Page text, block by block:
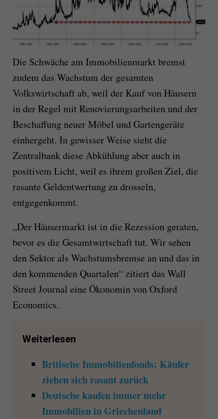
Die Schwäche am Immobilienmarkt bremst
zudem das Wachstum der gesamten
Volkswirtschaft ab, weil der Kauf von Häusern
in der Regel mit Renovierungsarbeiten und der
Beschaffung neuer Möbel und Gartengeräte
einhergeht. In gewisser Weise sieht die
Zentralbank diese Abkühlung aber auch in
positivem Licht, weil es ihrem großen Ziel, die
rasante Geldentwertung zu drosseln,
entgegenkommt.
„Der Häusermarkt ist in die Rezession geraten,
bevor es die Gesamtwirtschaft tut. Wir sehen
den Sektor als Wachstumsbremse an und das in
den kommenden Quartalen“ zitiert das Wall
Street Journal eine Ökonomin von Oxford
Economics.
Weiterlesen
Britische Immobilienfonds: Käufer
ziehen sich rasant zurück
Deutsche kaufen immer mehr
Immobilien in Griechenland